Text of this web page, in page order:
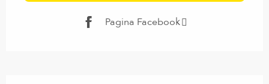
Pagina Facebook